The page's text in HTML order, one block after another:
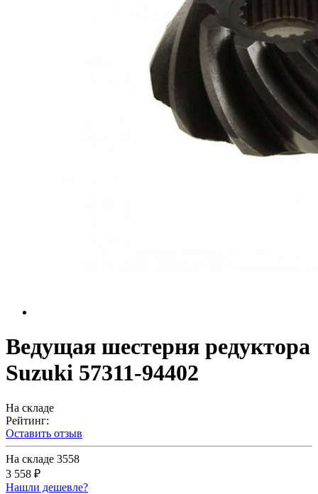
Ведущая шестерня редуктора
Suzuki 57311-94402
На складе
Рейтинг:
Оставить отзыв
На складе 3558
3 558 ₽
Нашли дешевле?